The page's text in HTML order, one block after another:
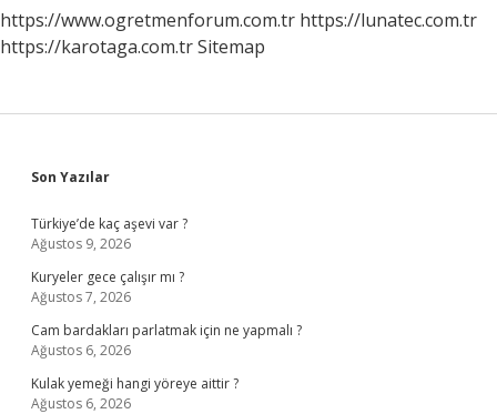
https://www.ogretmenforum.com.tr https://lunatec.com.tr
https://karotaga.com.trSitemap
Sidebar
Son Yazılar
Türkiye’de kaç aşevi var ?
Ağustos 9, 2026
Kuryeler gece çalışır mı ?
Ağustos 7, 2026
Cam bardakları parlatmak için ne yapmalı ?
Ağustos 6, 2026
Kulak yemeği hangi yöreye aittir ?
Ağustos 6, 2026